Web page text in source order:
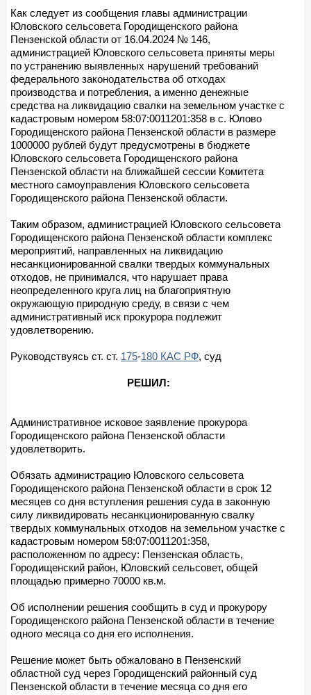
Как следует из сообщения главы администрации
Юловского сельсовета Городищенского района
Пензенской области от 16.04.2024 № 146,
администрацией Юловского сельсовета приняты меры
по устранению выявленных нарушений требований
федерального законодательства об отходах
производства и потребления, а именно денежные
средства на ликвидацию свалки на земельном участке с
кадастровым номером 58:07:0011201:358 в с. Юлово
Городищенского района Пензенской области в размере
1000000 рублей будут предусмотрены в бюджете
Юловского сельсовета Городищенского района
Пензенской области на ближайшей сессии Комитета
местного самоуправления Юловского сельсовета
Городищенского района Пензенской области.
Таким образом, администрацией Юловского сельсовета
Городищенского района Пензенской области комплекс
мероприятий, направленных на ликвидацию
несанкционированной свалки твердых коммунальных
отходов, не принимался, что нарушает права
неопределенного круга лиц на благоприятную
окружающую природную среду, в связи с чем
административный иск прокурора подлежит
удовлетворению.
Руководствуясь ст. ст. 175-180 КАС РФ, суд
РЕШИЛ:
Административное исковое заявление прокурора
Городищенского района Пензенской области
удовлетворить.
Обязать администрацию Юловского сельсовета
Городищенского района Пензенской области в срок 12
месяцев со дня вступления решения суда в законную
силу ликвидировать несанкционированную свалку
твердых коммунальных отходов на земельном участке с
кадастровым номером 58:07:0011201:358,
расположенном по адресу: Пензенская область,
Городищенский район, Юловский сельсовет, общей
площадью примерно 70000 кв.м.
Об исполнении решения сообщить в суд и прокурору
Городищенского района Пензенской области в течение
одного месяца со дня его исполнения.
Решение может быть обжаловано в Пензенский
областной суд через Городищенский районный суд
Пензенской области в течение месяца со дня его